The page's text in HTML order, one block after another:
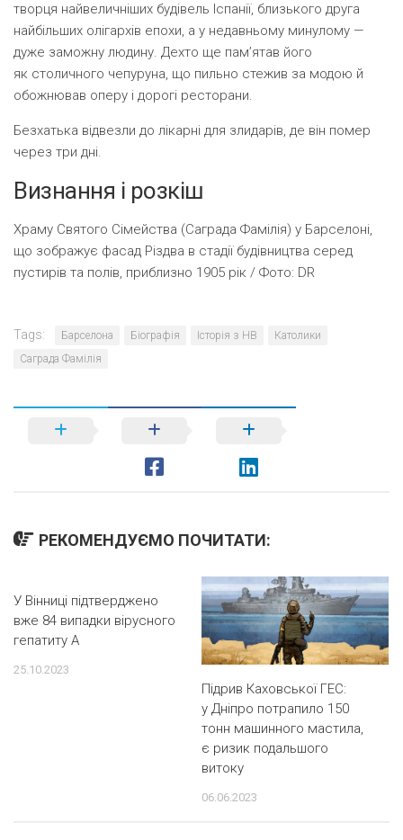
творця найвеличніших будівель Іспанії, близького друга
найбільших олігархів епохи, а у недавньому минулому —
дуже заможну людину. Дехто ще пам’ятав його
як столичного чепуруна, що пильно стежив за модою й
обожнював оперу і дорогі ресторани.
Безхатька відвезли до лікарні для злидарів, де він помер
через три дні.
Визнання і розкіш
Храму Святого Сімейства (Саграда Фамілія) у Барселоні,
що зображує фасад Різдва в стадії будівництва серед
пустирів та полів, приблизно 1905 рік / Фото: DR
Tags: Барселона Біографія Історія з НВ
Католики
Саграда Фамілія
РЕКОМЕНДУЄМО ПОЧИТАТИ:
У Вінниці підтверджено
вже 84 випадки вірусного
гепатиту А
25.10.2023
Підрив Каховської ГЕС:
у Дніпро потрапило 150
тонн машинного мастила,
є ризик подальшого
витоку
06.06.2023